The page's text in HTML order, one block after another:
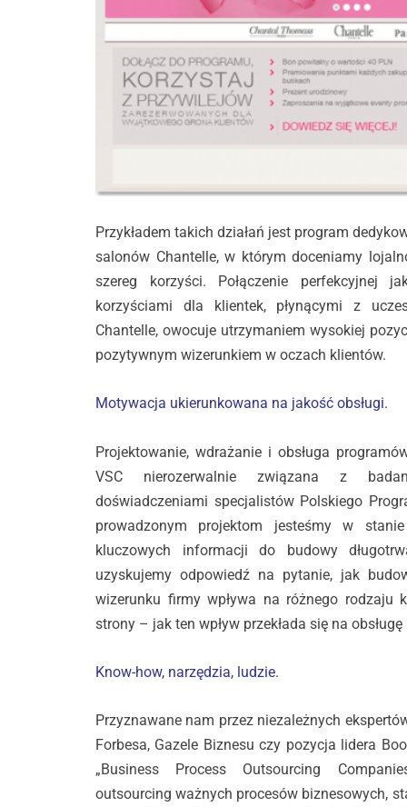
Przykładem takich działań jest program
salonów Chantelle, w którym doceniamy
szereg korzyści. Połączenie perfekcyjnej
korzyściami dla klientek, płynącymi z
Chantelle, owocuje utrzymaniem wysokiej
pozytywnym wizerunkiem w oczach klientów.
Motywacja ukierunkowana na jakość obsługi.
Projektowanie, wdrażanie i obsługa
VSC nierozerwalnie związana z
doświadczeniami specjalistów Polskiego
prowadzonym projektom jesteśmy w
kluczowych informacji do budowy
uzyskujemy odpowiedź na pytanie, jak
wizerunku firmy wpływa na różnego rodzaju
strony – jak ten wpływ przekłada się na
Know-how, narzędzia, ludzie.
Przyznawane nam przez niezależnych
Forbesa, Gazele Biznesu czy pozycja lidera
„Business Process Outsourcing
outsourcing ważnych procesów biznesowych,